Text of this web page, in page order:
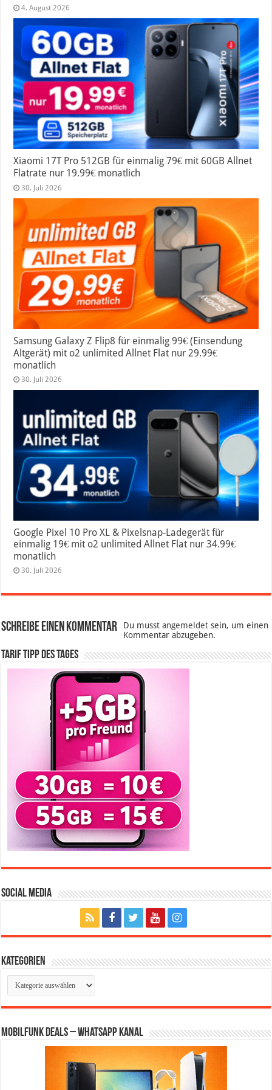
4. August 2026
Xiaomi 17T Pro 512GB für einmalig 79€ mit 60GB Allnet
Flatrate nur 19.99€ monatlich
30. Juli 2026
Samsung Galaxy Z Flip8 für einmalig 99€ (Einsendung
Altgerät) mit o2 unlimited Allnet Flat nur 29.99€
monatlich
30. Juli 2026
Google Pixel 10 Pro XL & Pixelsnap-Ladegerät für
einmalig 19€ mit o2 unlimited Allnet Flat nur 34.99€
monatlich
30. Juli 2026
Schreibe einen Kommentar Du musstangemeldet sein, um einen
Kommentar abzugeben.
Tarif Tipp des Tages
Social Media
Kategorien
Kategorien
Mobilfunk Deals – WhatsApp Kanal